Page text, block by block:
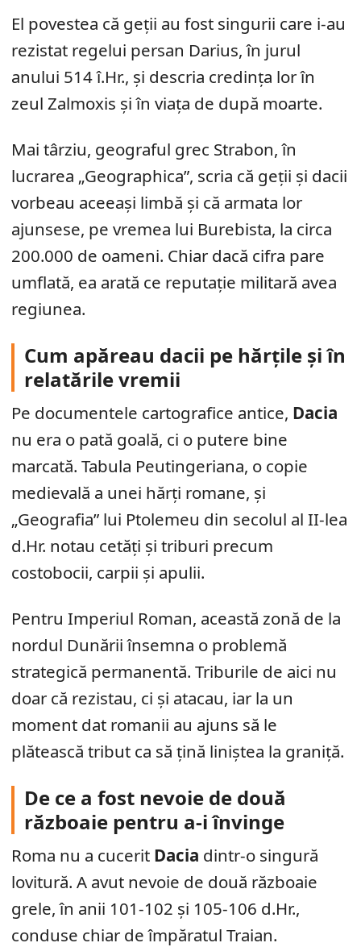
El povestea că geții au fost singurii care i-au
rezistat regelui persan Darius, în jurul
anului 514 î.Hr., și descria credința lor în
zeul Zalmoxis și în viața de după moarte.
Mai târziu, geograful grec Strabon, în
lucrarea „Geographica”, scria că geții și dacii
vorbeau aceeași limbă și că armata lor
ajunsese, pe vremea lui Burebista, la circa
200.000 de oameni. Chiar dacă cifra pare
umflată, ea arată ce reputație militară avea
regiunea.
Cum apăreau dacii pe hărțile și în
relatările vremii
Pe documentele cartografice antice, Dacia
nu era o pată goală, ci o putere bine
marcată. Tabula Peutingeriana, o copie
medievală a unei hărți romane, și
„Geografia” lui Ptolemeu din secolul al II-lea
d.Hr. notau cetăți și triburi precum
costobocii, carpii și apulii.
Pentru Imperiul Roman, această zonă de la
nordul Dunării însemna o problemă
strategică permanentă. Triburile de aici nu
doar că rezistau, ci și atacau, iar la un
moment dat romanii au ajuns să le
plătească tribut ca să țină liniștea la graniță.
De ce a fost nevoie de două
războaie pentru a-i învinge
Roma nu a cucerit Dacia dintr-o singură
lovitură. A avut nevoie de două războaie
grele, în anii 101-102 și 105-106 d.Hr.,
conduse chiar de împăratul Traian.